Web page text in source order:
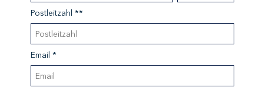
Postleitzahl **
Email *